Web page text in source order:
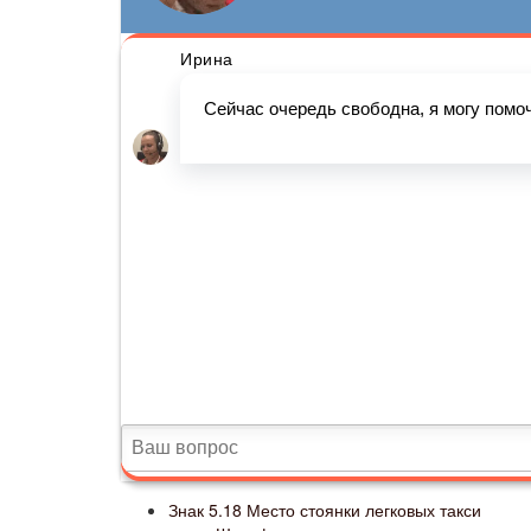
Знак 5.18 Место стоянки легковых такси